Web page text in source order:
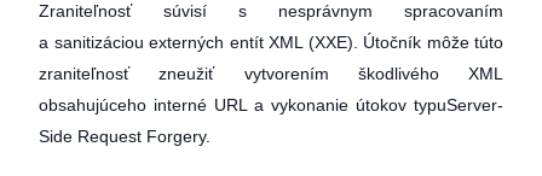
Zraniteľnosť súvisí s nesprávnym spracovaním
a sanitizáciou externých entít XML (XXE). Útočník môže túto
zraniteľnosť zneužiť vytvorením škodlivého XML
obsahujúceho interné URL a vykonanie útokov typuServer-
Side Request Forgery.